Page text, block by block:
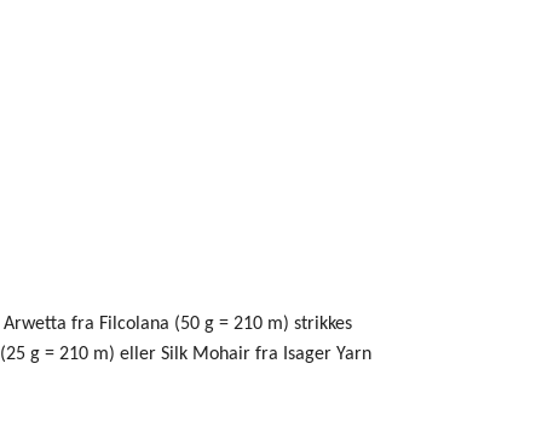
fra Filcolana (50 g = 210 m) strikkes
g = 210 m) eller Silk Mohair fra Isager Yarn